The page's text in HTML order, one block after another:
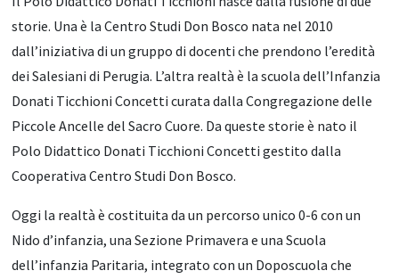
storie. Una è la Centro Studi Don Bosco nata nel 2010
dall’iniziativa di un gruppo di docenti che prendono l’eredità
dei Salesiani di Perugia. L’altra realtà è la scuola dell’Infanzia
Donati Ticchioni Concetti curata dalla Congregazione delle
Piccole Ancelle del Sacro Cuore. Da queste storie è nato il
Polo Didattico Donati Ticchioni Concetti gestito dalla
Cooperativa Centro Studi Don Bosco.
Oggi la realtà è costituita da un percorso unico 0-6 con un
Nido d’infanzia, una Sezione Primavera e una Scuola
dell’infanzia Paritaria, integrato con un Doposcuola che